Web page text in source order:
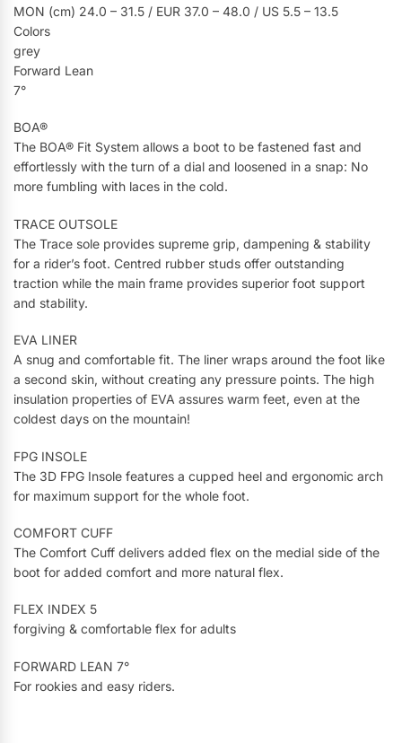
MON (cm) 24.0 – 31.5 / EUR 37.0 – 48.0 / US 5.5 – 13.5
Colors
grey
Forward Lean
7°
BOA®
The BOA® Fit System allows a boot to be fastened fast and
effortlessly with the turn of a dial and loosened in a snap: No
more fumbling with laces in the cold.
TRACE OUTSOLE
The Trace sole provides supreme grip, dampening & stability
for a rider’s foot. Centred rubber studs offer outstanding
traction while the main frame provides superior foot support
and stability.
EVA LINER
A snug and comfortable fit. The liner wraps around the foot like
a second skin, without creating any pressure points. The high
insulation properties of EVA assures warm feet, even at the
coldest days on the mountain!
FPG INSOLE
The 3D FPG Insole features a cupped heel and ergonomic arch
for maximum support for the whole foot.
COMFORT CUFF
The Comfort Cuff delivers added flex on the medial side of the
boot for added comfort and more natural flex.
FLEX INDEX 5
forgiving & comfortable flex for adults
FORWARD LEAN 7°
For rookies and easy riders.